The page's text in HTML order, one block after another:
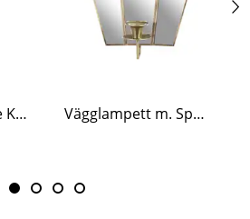
Värmeljushållare Kakelugn Olivgrön Vägglampett m. Spegel Paula 1-ljus Antik Mässing